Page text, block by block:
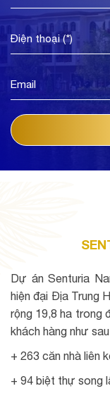
Dự án Senturia
hiện đại Địa Trung
rộng 19,8 ha trong
khách hàng như
+ 263 căn nhà liên
+ 94 biệt thự song